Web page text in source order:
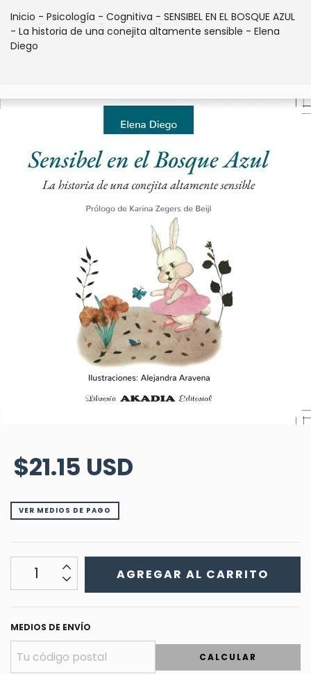
Inicio - Psicología - Cognitiva - SENSIBEL EN EL BOSQUE AZUL
- La historia de una conejita altamente sensible - Elena
Diego
$21.15 USD
VER MEDIOS DE PAGO
MEDIOS DE ENVÍO
CALCULAR